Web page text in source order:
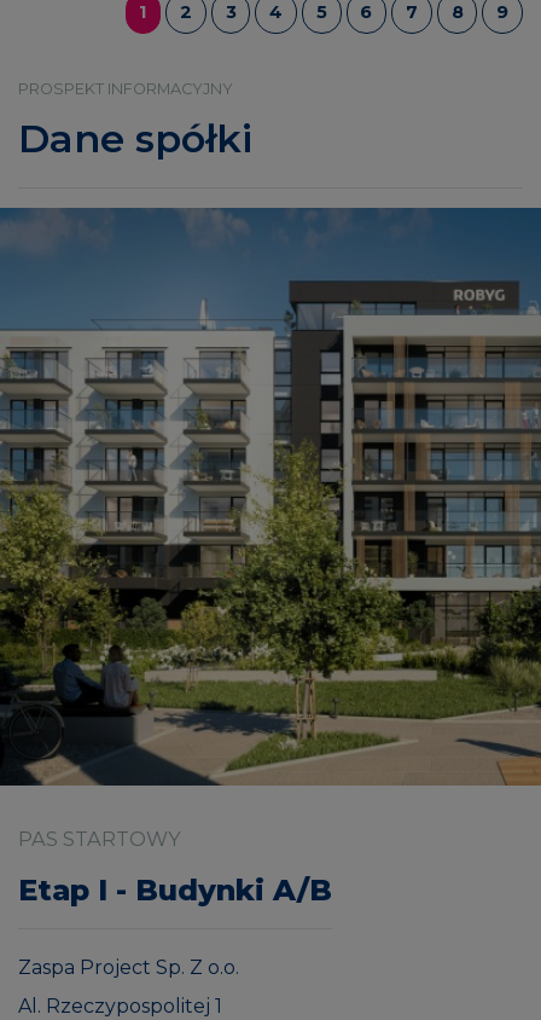
1 2 3 4 5 6 7 8 9
PROSPEKT INFORMACYJNY
Dane spółki
PAS STARTOWY
Etap I - Budynki A/B
Zaspa Project Sp. Z o.o.
Al. Rzeczypospolitej 1